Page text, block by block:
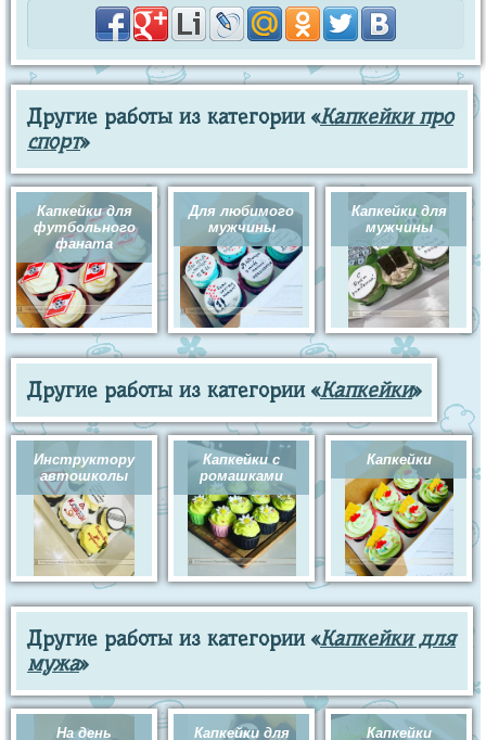
Другие работы из категории «Капкейки про
спорт»
Капкейки для
футбольного
фаната
Для любимого
мужчины
Капкейки для
мужчины
Другие работы из категории «Капкейки»
Инструктору
автошколы
Капкейки с
ромашками
Капкейки
Другие работы из категории «Капкейки для
мужа»
На день
Капкейки для
Капкейки